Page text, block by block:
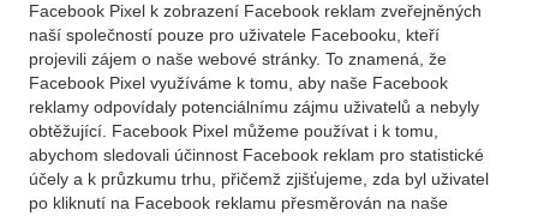
Facebook Pixel k zobrazení Facebook reklam zveřejněných
naší společností pouze pro uživatele Facebooku, kteří
projevili zájem o naše webové stránky. To znamená, že
Facebook Pixel využíváme k tomu, aby naše Facebook
reklamy odpovídaly potenciálnímu zájmu uživatelů a nebyly
obtěžující. Facebook Pixel můžeme používat i k tomu,
abychom sledovali účinnost Facebook reklam pro statistické
účely a k průzkumu trhu, přičemž zjišťujeme, zda byl uživatel
po kliknutí na Facebook reklamu přesměrován na naše